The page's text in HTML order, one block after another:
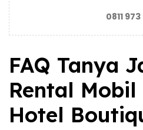
0811
FAQ Tanya
Rental
Hotel